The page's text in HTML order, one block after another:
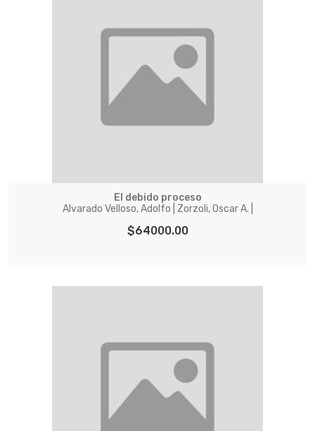
El debido proceso
Alvarado Velloso, Adolfo | Zorzoli, Oscar A. |
$64000.00